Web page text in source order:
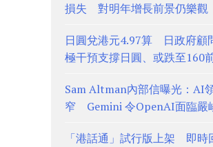
損失 對明年增長前景仍樂觀
日圓兌港元4.97算 日政府顧
極干預支撐日圓、或跌至160
Sam Altman內部信曝光：AI
窄 Gemini 令OpenAI面臨嚴
「港話通」試行版上架 即時